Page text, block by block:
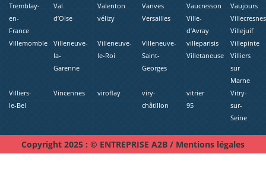
Tremblay-
en-
France
Val
d’Oise
Valenton Vanves Vaucresson
Vaujours
vélizy
Versailles
Ville-
d’Avray
Villecresnes
Villejuif
Villemomble
Villeneuve-
la-
Garenne
Villeneuve-
le-Roi
Villeneuve-
Saint-
Georges
villeparisis
Villepinte
Villetaneuse
Villiers
sur
Marne
Villiers-
le-Bel
Vincennes viroflay
viry-
châtillon
vitrier
95
Vitry-
sur-
Seine
Copyright 2025 : © ENTREPRISE A2B / Mentions légales